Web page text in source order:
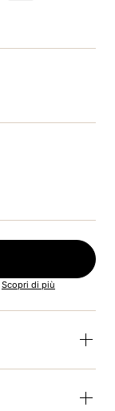
Scopri di più